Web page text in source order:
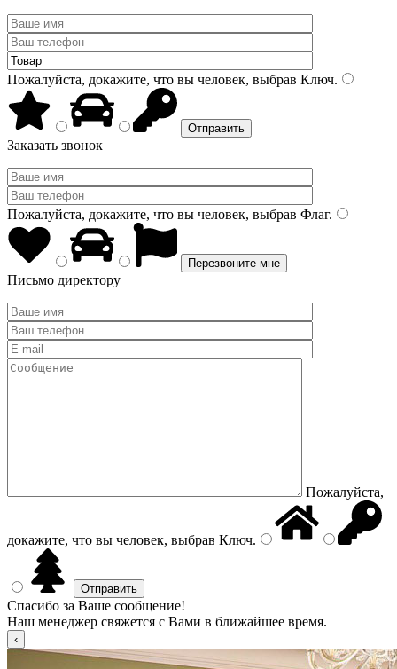
Пожалуйста, докажите, что вы человек, выбрав Ключ.
Заказать звонок
Пожалуйста, докажите, что вы человек, выбрав Флаг.
Письмо директору
Пожалуйста,
докажите, что вы человек, выбрав Ключ.
Спасибо за Ваше сообщение!
Наш менеджер свяжется с Вами в ближайшее время.